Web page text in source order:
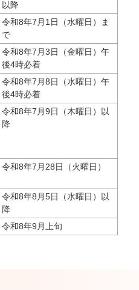
以降
令和8年7月1日（水曜日）ま
で
令和8年7月3日（金曜日）午
後4時必着
令和8年7月8日（水曜日）午
後4時必着
令和8年7月9日（木曜日）以
降
令和8年7月28日（火曜日）
令和8年8月5日（水曜日）以
降
令和8年9月上旬